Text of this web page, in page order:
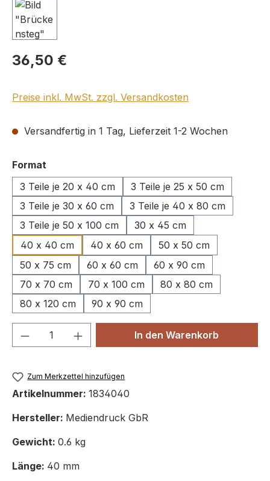
Regulärer Preis:
36,50 €
Preise inkl. MwSt. zzgl. Versandkosten
Versandfertig in 1 Tag, Lieferzeit 1-2 Wochen
Format
3 Teile je 20 x 40 cm
3 Teile je 25 x 50 cm
3 Teile je 30 x 60 cm
3 Teile je 40 x 80 cm
3 Teile je 50 x 100 cm
30 x 45 cm
40 x 40 cm
40 x 60 cm
50 x 50 cm
50 x 75 cm
60 x 60 cm
60 x 90 cm
70 x 70 cm
70 x 100 cm
80 x 80 cm
80 x 120 cm
90 x 90 cm
Produkt Anzahl: Gib denIn den Warenkorb
Zum Merkzettel hinzufügen
Artikelnummer: 1834040
Hersteller: Mediendruck GbR
Gewicht: 0.6 kg
Länge: 40 mm